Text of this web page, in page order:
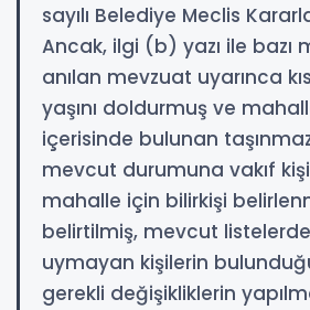
sayılı Belediye Meclis
Ancak, ilgi (b) yazı ile bazı
anılan mevzuat uyarınca
yaşını doldurmuş ve
içerisinde bulunan
mevcut durumuna vakıf
mahalle için bilirkişi
belirtilmiş, mevcut
uymayan kişilerin
gerekli değişikliklerin